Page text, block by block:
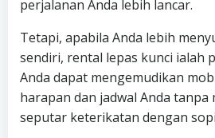
perjalanan Anda lebih lancar.
Tetapi, apabila Anda lebih
sendiri, rental lepas kunci ialah
Anda dapat mengemudikan
harapan dan jadwal Anda
seputar keterikatan dengan